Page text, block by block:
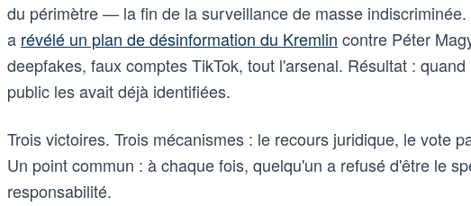
du périmètre — la fin de la surveillance de masse
a révélé un plan de désinformation du Kremlin contre Péter
deepfakes, faux comptes TikTok, tout l'arsenal. Résultat :
public les avait déjà identifiées.
Trois victoires. Trois mécanismes : le recours juridique, le vote
Un point commun : à chaque fois, quelqu'un a refusé d'être le
responsabilité.